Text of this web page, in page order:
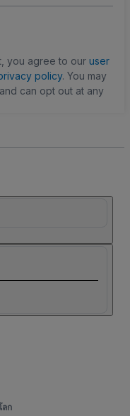
you agree to our user
policy. You may
can opt out at any
ลก